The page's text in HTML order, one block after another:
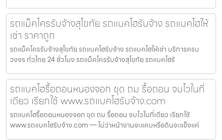
รถแม็คโครรับจ้างสุโขทัย รถแบคโฮรับจ้าง รถแบคโฮให้
เช่า ราคาถูก
รถแม็คโครรับจ้างสุโขทัย รถแบคโฮรับจ้าง รถแบคโฮให้เช่า บริการครบ
วงจร ทั่วไทย 24 ชั่วโมง รถแม็คโครรับจ้างสุโขทัย รถแบคโฮรั
รถแบคโฮรื้อถอนหนองจอก ขุด ถม รื้อถอน จบไวในที่
เดียว เรียกใช้ www.รถแบคโฮรับจ้าง.com
รถแบคโฮรื้อถอนหนองจอก ขุด ถม รื้อถอน จบไวในที่เดียว เรียกใช้
www.รถแบคโฮรับจ้าง.com — ไม่ว่าหน้างานจะแคบหรือดินจะแข็งแค่